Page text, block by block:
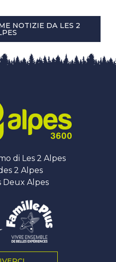
NOTIZIE DA LES 2
di Les 2 Alpes
2 Alpes
Deux Alpes